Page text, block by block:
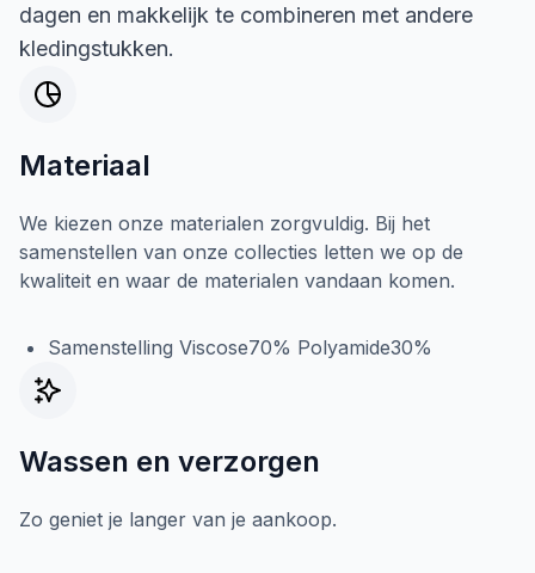
dagen en makkelijk te combineren met andere
kledingstukken.
Materiaal
We kiezen onze materialen zorgvuldig. Bij het
samenstellen van onze collecties letten we op de
kwaliteit en waar de materialen vandaan komen.
Samenstelling Viscose70% Polyamide30%
Wassen en verzorgen
Zo geniet je langer van je aankoop.